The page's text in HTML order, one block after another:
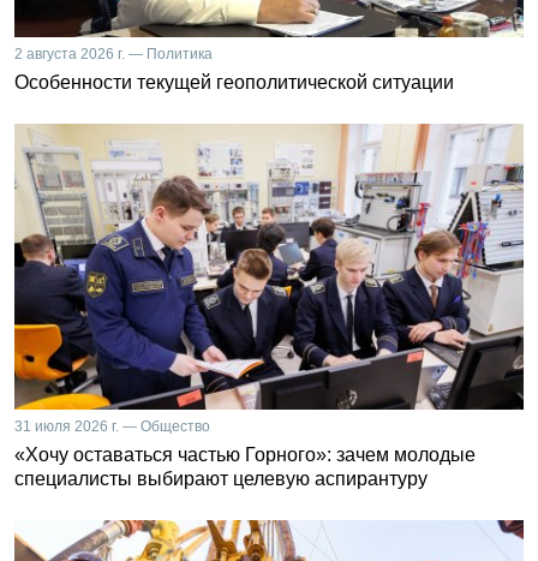
2 августа 2026 г. — Политика
Особенности текущей геополитической ситуации
31 июля 2026 г. — Общество
«Хочу оставаться частью Горного»: зачем молодые
специалисты выбирают целевую аспирантуру